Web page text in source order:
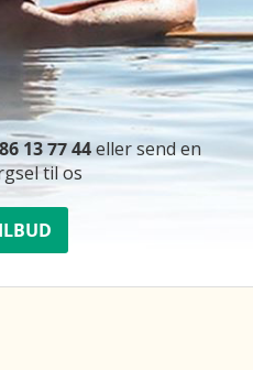
13 77 44eller send en
til os